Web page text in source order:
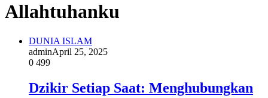
Allahtuhanku
DUNIA ISLAM
adminApril 25, 2025
0 499
Dzikir Setiap Saat: Menghubungkan